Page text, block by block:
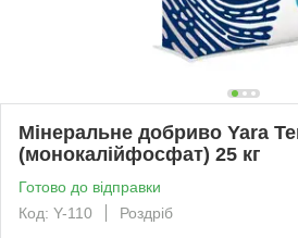
Мінеральне добриво Yara
(монокалійфосфат) 25 кг
Готово до відправки
Код: Y-110
Роздріб